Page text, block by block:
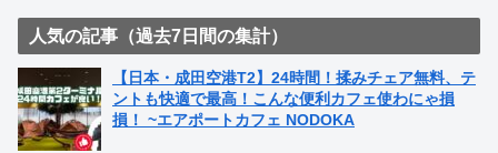
人気の記事（過去7日間の集計）
【日本・成田空港T2】24時間！揉みチェア無料、テ
ントも快適で最高！こんな便利カフェ使わにゃ損
損！ ~エアポートカフェ NODOKA